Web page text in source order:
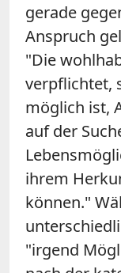
gerade
Anspruch
"Die
verpflichtet,
möglich ist,
auf der
ihrem
können."
"irgend